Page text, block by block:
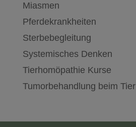
Miasmen
Pferdekrankheiten
Sterbebegleitung
Systemisches Denken
Tierhomöpathie Kurse
Tumorbehandlung beim Tier